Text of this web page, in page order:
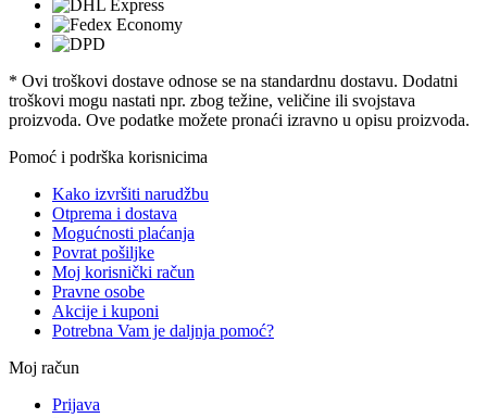
* Ovi troškovi dostave odnose se na standardnu ​​dostavu. Dodatni
troškovi mogu nastati npr. zbog težine, veličine ili svojstava
proizvoda. Ove podatke možete pronaći izravno u opisu proizvoda.
Pomoć i podrška korisnicima
Kako izvršiti narudžbu
Otprema i dostava
Mogućnosti plaćanja
Povrat pošiljke
Moj korisnički račun
Pravne osobe
Akcije i kuponi
Potrebna Vam je daljnja pomoć?
Moj račun
Prijava